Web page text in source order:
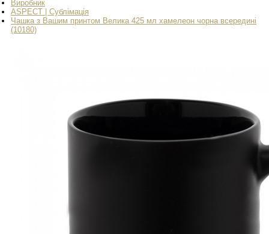
Виробник
ASPECT | Сублімація
Чашка з Вашим принтом Велика 425 мл хамелеон чорна всередині
(10180)